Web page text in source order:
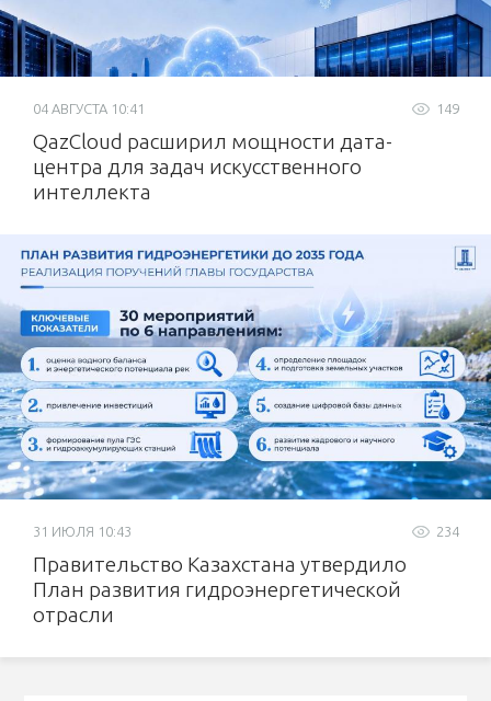
149
04 АВГУСТА 10:41
QazCloud расширил мощности дата-
центра для задач искусственного
интеллекта
234
31 ИЮЛЯ 10:43
Правительство Казахстана утвердило
План развития гидроэнергетической
отрасли